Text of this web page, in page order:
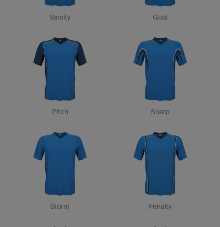
Varsity Goal
Pitch Sharp
Storm Penalty